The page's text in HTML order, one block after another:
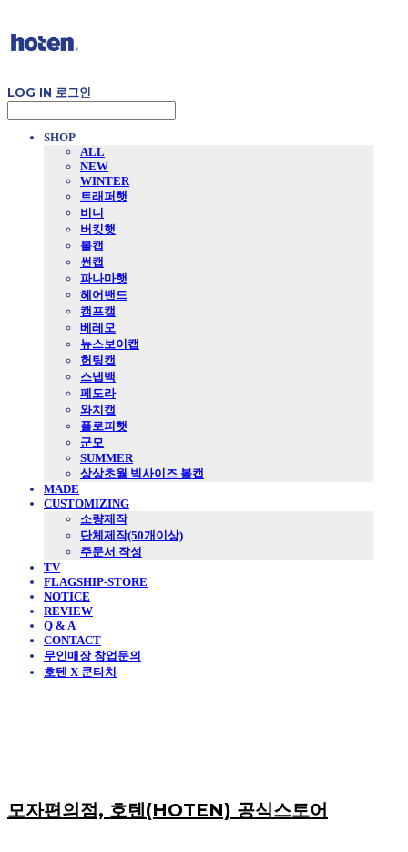
LOG IN 로그인
SHOP
ALL
NEW
WINTER
트래퍼햇
비니
버킷햇
볼캡
썬캡
파나마햇
헤어밴드
캠프캡
베레모
뉴스보이캡
헌팅캡
스냅백
페도라
와치캡
플로피햇
군모
SUMMER
상상초월 빅사이즈 볼캡
MADE
CUSTOMIZING
소량제작
단체제작(50개이상)
주문서 작성
TV
FLAGSHIP-STORE
NOTICE
REVIEW
Q & A
CONTACT
무인매장 창업문의
호텐 X 쿤타치
모자편의점, 호텐(HOTEN) 공식스토어